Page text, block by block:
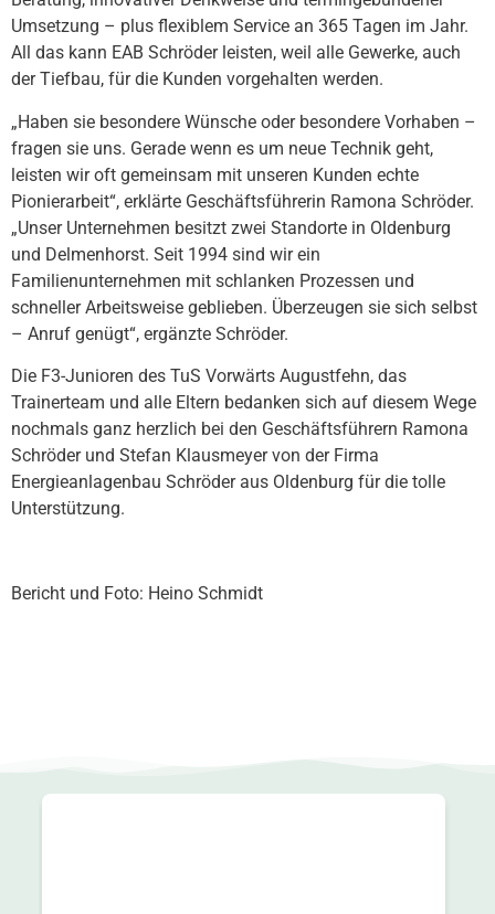
Umsetzung – plus flexiblem Service an 365 Tagen im Jahr.
All das kann EAB Schröder leisten, weil alle Gewerke, auch
der Tiefbau, für die Kunden vorgehalten werden.
„Haben sie besondere Wünsche oder besondere Vorhaben –
fragen sie uns. Gerade wenn es um neue Technik geht,
leisten wir oft gemeinsam mit unseren Kunden echte
Pionierarbeit“, erklärte Geschäftsführerin Ramona Schröder.
„Unser Unternehmen besitzt zwei Standorte in Oldenburg
und Delmenhorst. Seit 1994 sind wir ein
Familienunternehmen mit schlanken Prozessen und
schneller Arbeitsweise geblieben. Überzeugen sie sich selbst
– Anruf genügt“, ergänzte Schröder.
Die F3-Junioren des TuS Vorwärts Augustfehn, das
Trainerteam und alle Eltern bedanken sich auf diesem Wege
nochmals ganz herzlich bei den Geschäftsführern Ramona
Schröder und Stefan Klausmeyer von der Firma
Energieanlagenbau Schröder aus Oldenburg für die tolle
Unterstützung.
Bericht und Foto: Heino Schmidt